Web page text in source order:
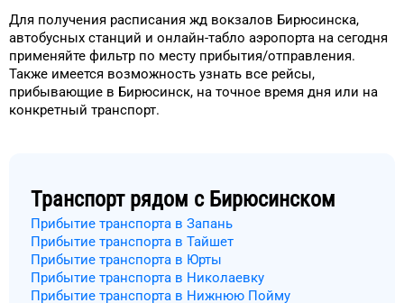
Для получения расписания жд вокзалов Бирюсинска,
автобусных станций и онлайн-табло аэропорта на сегодня
применяйте фильтр по месту прибытия/отправления.
Также имеется возможность узнать все рейсы,
прибывающие в Бирюсинск, на точное время дня или на
конкретный транспорт.
Транспорт рядом с Бирюсинском
Прибытие транспорта в Запань
Прибытие транспорта в Тайшет
Прибытие транспорта в Юрты
Прибытие транспорта в Николаевку
Прибытие транспорта в Нижнюю Пойму